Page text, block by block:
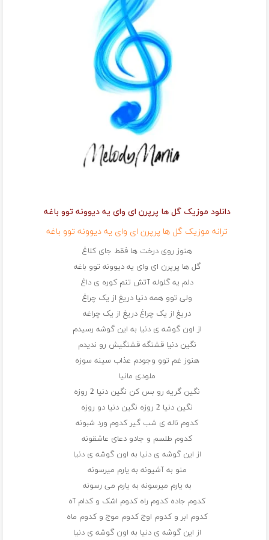
دانلود موزیک گل ها پرپرن ای وای یه دیوونه توو باغه
ترانه موزیک گل ها پرپرن ای وای یه دیوونه توو باغه
هنوز روی درخت ها فقط جای کلاغ
گل ها پرپرن ای وای یه دیوونه توو باغه
دلم یه گلوله آتش تنم کوره ی داغ
ولی توو همه دنیا دریغ از یک چراغ
دریغ از یک چراغ دریغ از یک چراغه
از اون گوشه ی دنیا به این گوشه رسیدم
نگین دنیا قشنگه قشنگیش رو ندیدم
هنوز غم توو وجودم عذاب سینه سوزه
ملودی مانیا
نگین گریه رو بس کن نگین دنیا 2 روزه
نگین دنیا 2 روزه نگین دنیا دو روزه
کدوم ناله ی شب گیر کدوم ورد شبونه
کدوم طلسم و جادو دعای عاشقونه
از این گوشه ی دنیا به اون گوشه ی دنیا
منو به آشیونه به یارم میرسونه
به یارم میرسونه به یارم می رسونه
کدوم جاده کدوم راه کدوم اشک و کدام آه
کدوم ابر و کدوم اوج کدوم موج و کدوم ماه
از این گوشه ی دنیا به اون گوشه ی دنیا